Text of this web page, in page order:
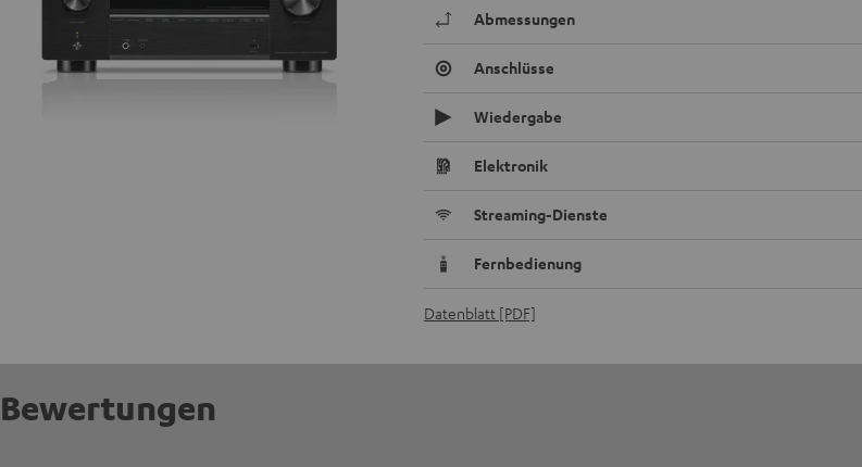
Abmessungen
Anschlüsse
Wiedergabe
Elektronik
Streaming-Dienste
Fernbedienung
Datenblatt [PDF]
Bewertungen